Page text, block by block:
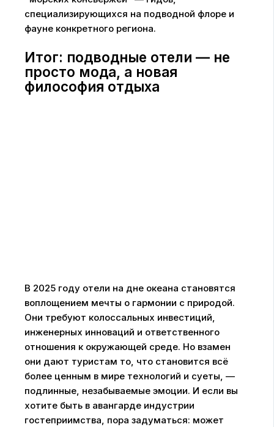
специализирующихся на подводной флоре и
фауне конкретного региона.
Итог: подводные отели — не
просто мода, а новая
философия отдыха
В 2025 году отели на дне океана становятся
воплощением мечты о гармонии с природой.
Они требуют колоссальных инвестиций,
инженерных инноваций и ответственного
отношения к окружающей среде. Но взамен
они дают туристам то, что становится всё
более ценным в мире технологий и суеты, —
подлинные, незабываемые эмоции. И если вы
хотите быть в авангарде индустрии
гостеприимства, пора задуматься: может